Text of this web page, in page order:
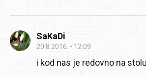
SaKaDi
20.8.2016. 12:09
i kod nas je redovno na